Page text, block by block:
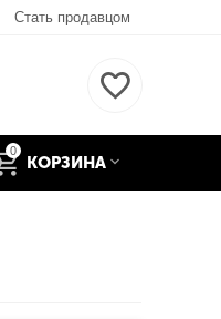
Стать продавцом
0
КОРЗИНА